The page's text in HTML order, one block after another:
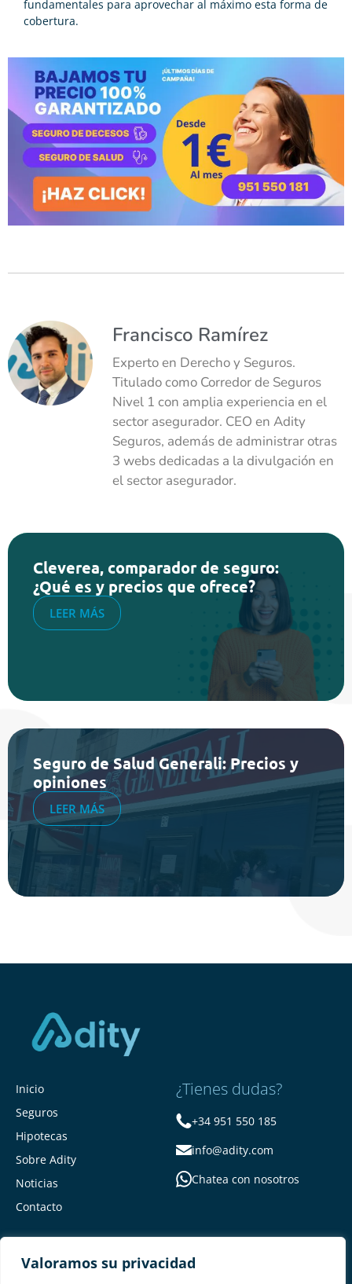
Valoramos su privacidad
fundamentales para aprovechar al máximo esta forma de
cobertura.
Francisco Ramírez
Experto en Derecho y Seguros.
Titulado como Corredor de Seguros
Nivel 1 con amplia experiencia en el
sector asegurador. CEO en Adity
Seguros, además de administrar otras
3 webs dedicadas a la divulgación en
el sector asegurador.
Cleverea, comparador de seguro:
¿Qué es y precios que ofrece?
LEER MÁS
Seguro de Salud Generali: Precios y
opiniones
LEER MÁS
Inicio
Seguros
Hipotecas
Sobre Adity
Noticias
Contacto
¿Tienes dudas?
+34 951 550 185
info@adity.com
Chatea con nosotros